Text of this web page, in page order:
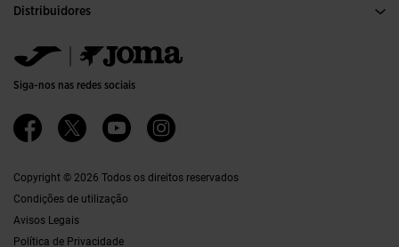
Transporte e entrega
Tabela de Tamanhos
Contactos
Histórico
Canal ético
Qualidade e política ambiental
Trabalhar Connosco
Ethics Channel
Distribuidores
Jomanet
Área de Marketing
Contactos
Siga-nos nas redes sociais
Copyright © 2026 Todos os direitos reservados
Condições de utilização
Avisos Legais
Política de Privacidade